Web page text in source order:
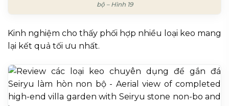
bộ – Hình 19
Kinh nghiệm cho thấy phối hợp nhiều loại keo mang
lại kết quả tối ưu nhất.